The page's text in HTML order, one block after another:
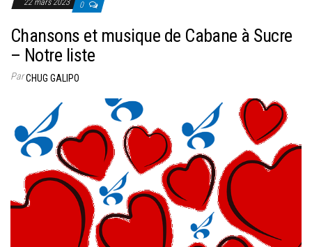
22 mars 2023 0
Chansons et musique de Cabane à Sucre
– Notre liste
ParCHUG GALIPO